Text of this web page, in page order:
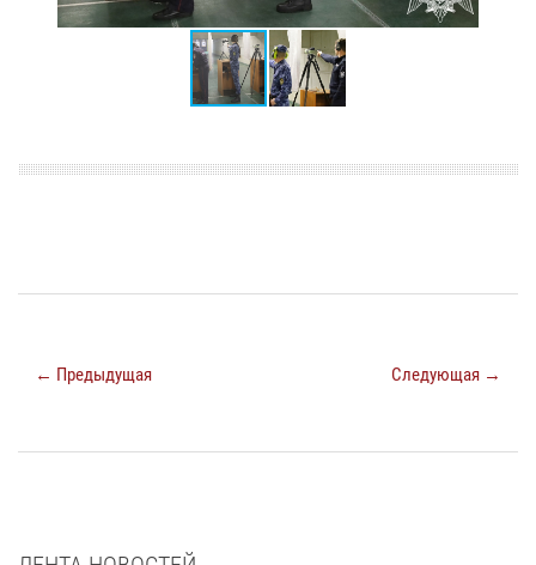
← Предыдущая Следующая →